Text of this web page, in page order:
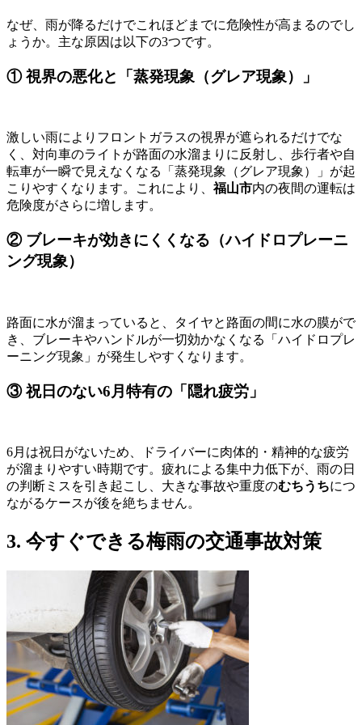
なぜ、雨が降るだけでこれほどまでに危険性が高まるのでし
ょうか。主な原因は以下の3つです。
① 視界の悪化と「蒸発現象（グレア現象）」
激しい雨によりフロントガラスの視界が遮られるだけでな
く、対向車のライトが路面の水溜まりに反射し、歩行者や自
転車が一瞬で見えなくなる「蒸発現象（グレア現象）」が起
こりやすくなります。これにより、福山市内の夜間の運転は
危険度がさらに増します。
② ブレーキが効きにくくなる（ハイドロプレーニ
ング現象）
路面に水が溜まっていると、タイヤと路面の間に水の膜がで
き、ブレーキやハンドルが一切効かなくなる「ハイドロプレ
ーニング現象」が発生しやすくなります。
③ 祝日のない6月特有の「隠れ疲労」
6月は祝日がないため、ドライバーに肉体的・精神的な疲労
が溜まりやすい時期です。疲れによる集中力低下が、雨の日
の判断ミスを引き起こし、大きな事故や重度のむちうちにつ
ながるケースが後を絶ちません。
3. 今すぐできる梅雨の交通事故対策